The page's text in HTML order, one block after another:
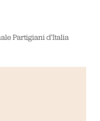
Partigiani d’Italia